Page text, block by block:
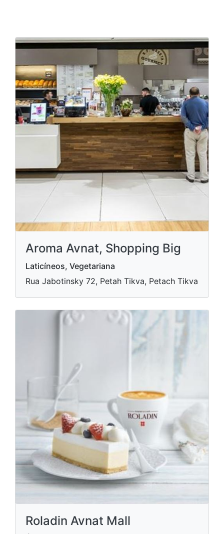
Aroma Avnat, Shopping Big
Laticíneos, Vegetariana
Rua Jabotinsky 72, Petah Tikva, Petach Tikva
Roladin Avnat Mall